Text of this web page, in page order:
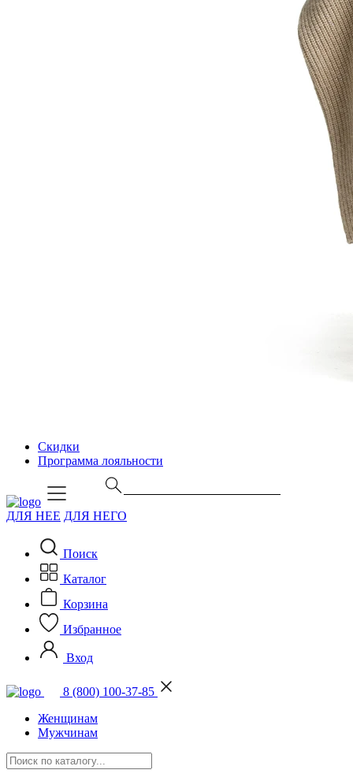
Скидки
Программа лояльности
ДЛЯ НЕЕ ДЛЯ НЕГО
Поиск
Каталог
Корзина
Избранное
Вход
8 (800) 100-37-85
Женщинам
Мужчинам